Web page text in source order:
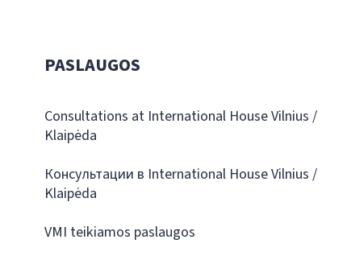
PASLAUGOS
Consultations at International House Vilnius /
Klaipėda
Консультации в International House Vilnius /
Klaipėda
VMI teikiamos paslaugos